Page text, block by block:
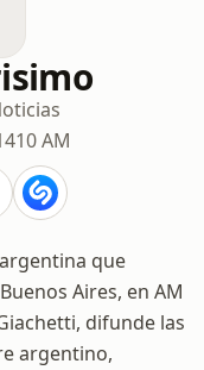
AM
que
Aires, en AM
difunde las
argentino,